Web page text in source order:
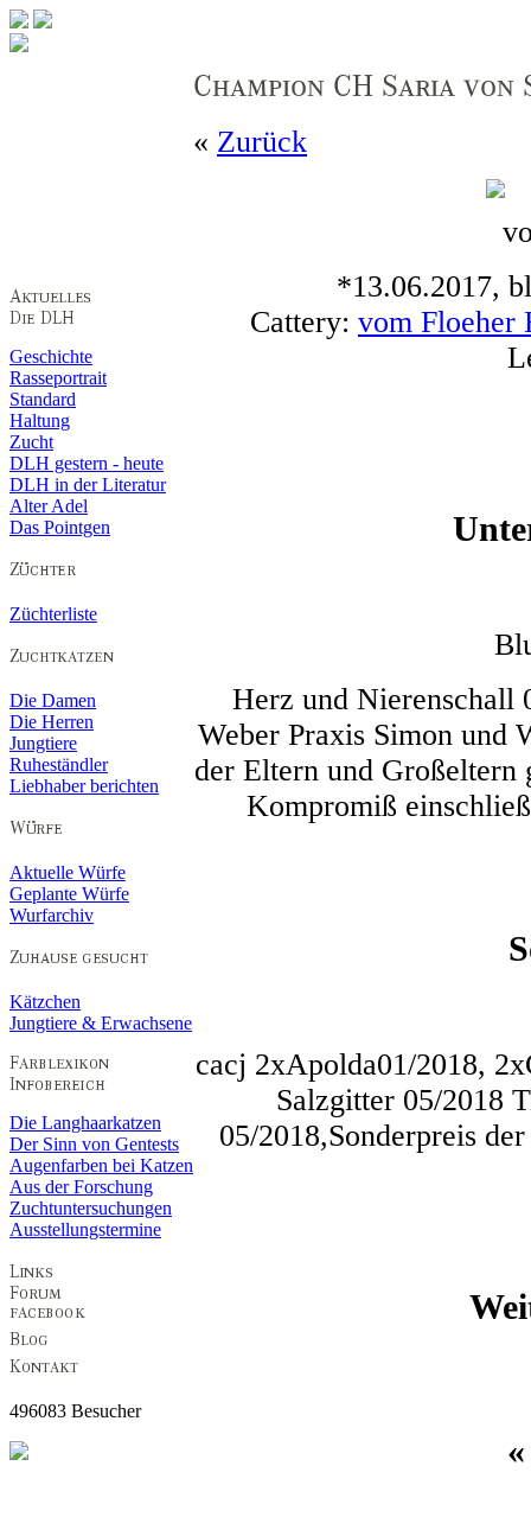
Geschichte
Rasseportrait
Standard
Haltung
Zucht
DLH gestern - heute
DLH in der Literatur
Alter Adel
Das Pointgen
Züchterliste
Die Damen
Die Herren
Jungtiere
Ruheständler
Liebhaber berichten
Aktuelle Würfe
Geplante Würfe
Wurfarchiv
Kätzchen
Jungtiere & Erwachsene
Die Langhaarkatzen
Der Sinn von Gentests
Augenfarben bei Katzen
Aus der Forschung
Zuchtuntersuchungen
Ausstellungstermine
496083 Besucher
« Zurück
*13.06.2017,
Cattery: vom Floeher
Herz und Nierenschall
Weber Praxis Simon und
der Eltern und Großeltern
Kompromiß
cacj 2xApolda01/2018,
Salzgitter 05/2018
05/2018,Sonderpreis